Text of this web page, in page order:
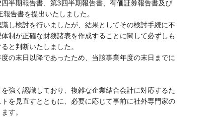
半期報告書、第3四半期報告書、有価証券報告書及び
告書を提出いたしました。
し検討を行いましたが、結果としてその検討手続に不
制が正確な財務諸表を作成することに関して必ずしも
と判断いたしました。
の末日以降であったため、当該事業年度の末日までに
強く認識しており、複雑な企業結合会計に対応するた
を見直すとともに、必要に応じて事前に社外専門家の
す。